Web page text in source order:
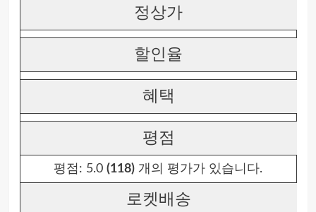
정상가
할인율
혜택
평점
평점: 5.0 (118) 개의 평가가 있습니다.
로켓배송